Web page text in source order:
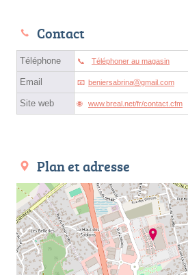
Contact
Téléphone Téléphoner au magasin
Email beniersabrinaⓐgmail.com
Site web www.breal.net/fr/contact.cfm
Plan et adresse